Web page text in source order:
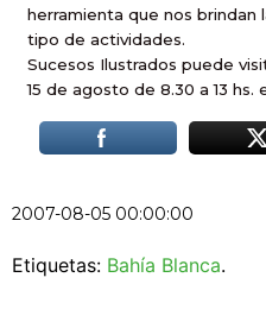
herramienta que nos brindan
tipo de actividades.
Sucesos Ilustrados puede
15 de agosto de 8.30 a 13 hs.
2007-08-05 00:00:00
Etiquetas: Bahía Blanca.